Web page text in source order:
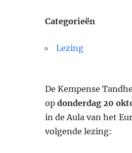
Categorieën
Lezing
De Kempense
op donderdag 20
in de Aula van het
volgende lezing: